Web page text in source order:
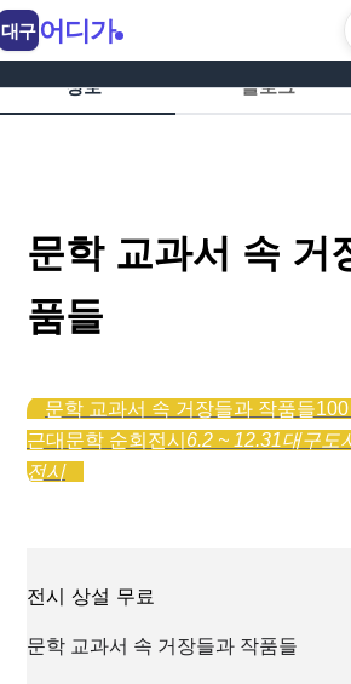
정보 블로그
문학 교과서 속 거
품들
문학 교과서 속 거장들과 작품들
근대문학 순회전시 6.2 ~ 12.31대구도
전시
전시 상설 무료
문학 교과서 속 거장들과 작품들
대구 어디가